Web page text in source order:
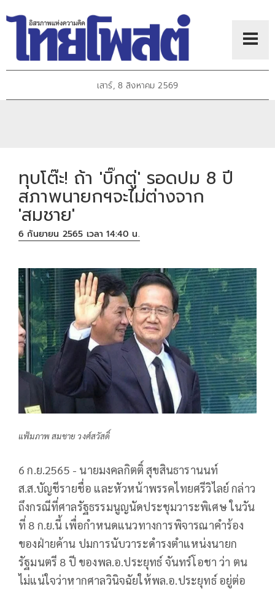
เสาร์, 8 สิงหาคม 2569
ทุบโต๊ะ! ถ้า 'บิ๊กตู่' รอดปม 8 ปี
สภาพนายกฯจะไม่ต่างจาก
'สมชาย'
6 กันยายน 2565 เวลา 14:40 น.
แฟ้มภาพ สมชาย วงศ์สวัสดิ์
6 ก.ย.2565 - นายมงคลกิตติ์ สุขสินธารานนท์
ส.ส.บัญชีรายชื่อ และหัวหน้าพรรคไทยศรีวิไลย์ กล่าว
ถึงกรณีที่ศาลรัฐธรรมนูญนัดประชุมวาระพิเศษ ในวัน
ที่ 8 ก.ย.นี้ เพื่อกำหนดแนวทางการพิจารณาคำร้อง
ของฝ่ายค้าน ปมการนับวาระดำรงตำแหน่งนายก
รัฐมนตรี 8 ปี ของพล.อ.ประยุทธ์ จันทร์โอชา ว่า ตน
ไม่แน่ใจว่าหากศาลวินิจฉัยให้พล.อ.ประยุทธ์ อยู่ต่อ